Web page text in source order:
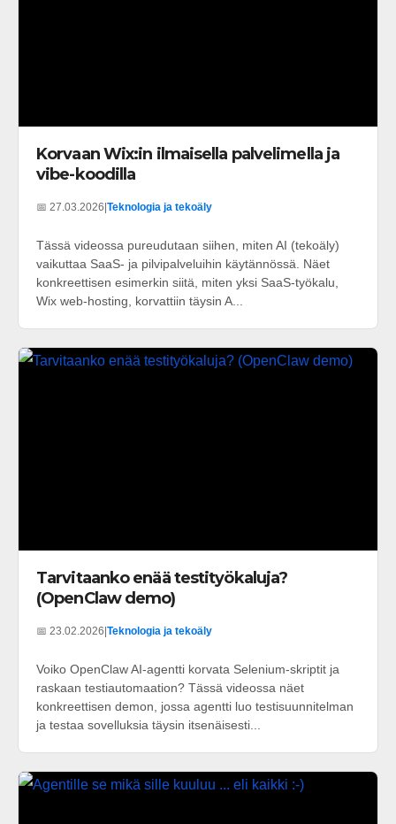
Korvaan Wix:in ilmaisella palvelimella ja
vibe-koodilla
📅 27.03.2026 Teknologia ja tekoäly
Tässä videossa pureudutaan siihen, miten AI (tekoäly)
vaikuttaa SaaS- ja pilvipalveluihin käytännössä. Näet
konkreettisen esimerkin siitä, miten yksi SaaS-työkalu,
Wix web-hosting, korvattiin täysin A...
Tarvitaanko enää testityökaluja?
(OpenClaw demo)
📅 23.02.2026|Teknologia ja tekoäly
Voiko OpenClaw AI-agentti korvata Selenium-skriptit ja
raskaan testiautomaation? Tässä videossa näet
konkreettisen demon, jossa agentti luo testisuunnitelman
ja testaa sovelluksia täysin itsenäisesti...